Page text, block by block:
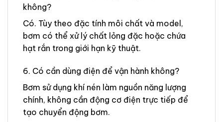
không?
Có. Tùy theo đặc tính môi chất và model,
bơm có thể xử lý chất lỏng đặc hoặc chứa
hạt rắn trong giới hạn kỹ thuật.
6. Có cần dùng điện để vận hành không?
Bơm sử dụng khí nén làm nguồn năng lượng
chính, không cần động cơ điện trực tiếp để
tạo chuyển động bơm.